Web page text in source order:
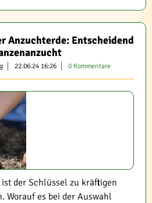
Anzuchterde: Entscheidend
22.06.24 16:26 0 Kommentare
der Schlüssel zu kräftigen
Worauf es bei der Auswahl